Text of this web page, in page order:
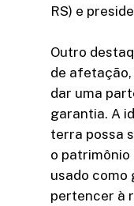
RS) e
Outro
de
dar uma
garantia. A
terra possa
o patrimônio
usado como
pertencer à